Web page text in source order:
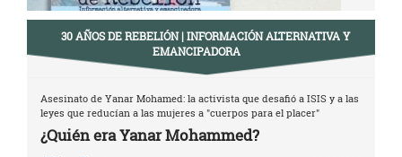
30 AÑOS DE REBELIÓN | INFORMACIÓN ALTERNATIVA Y
EMANCIPADORA
Asesinato de Yanar Mohamed: la activista que desafió a ISIS y a las
leyes que reducían a las mujeres a "cuerpos para el placer"
¿Quién era Yanar Mohammed?